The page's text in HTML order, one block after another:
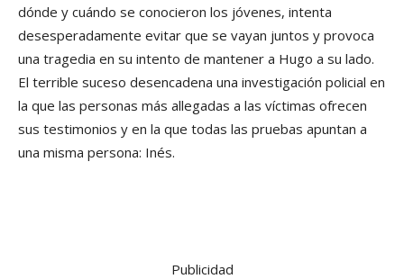
dónde y cuándo se conocieron los jóvenes, intenta
desesperadamente evitar que se vayan juntos y provoca
una tragedia en su intento de mantener a Hugo a su lado.
El terrible suceso desencadena una investigación policial en
la que las personas más allegadas a las víctimas ofrecen
sus testimonios y en la que todas las pruebas apuntan a
una misma persona: Inés.
Publicidad